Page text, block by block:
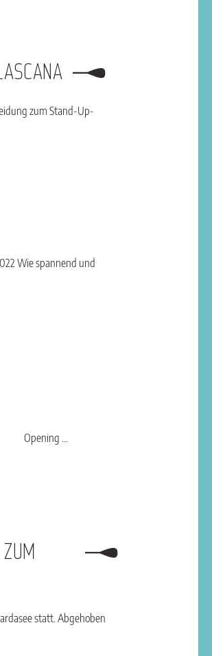
zum Stand-Up-
Wie spannend und
Opening ...
statt. Abgehoben